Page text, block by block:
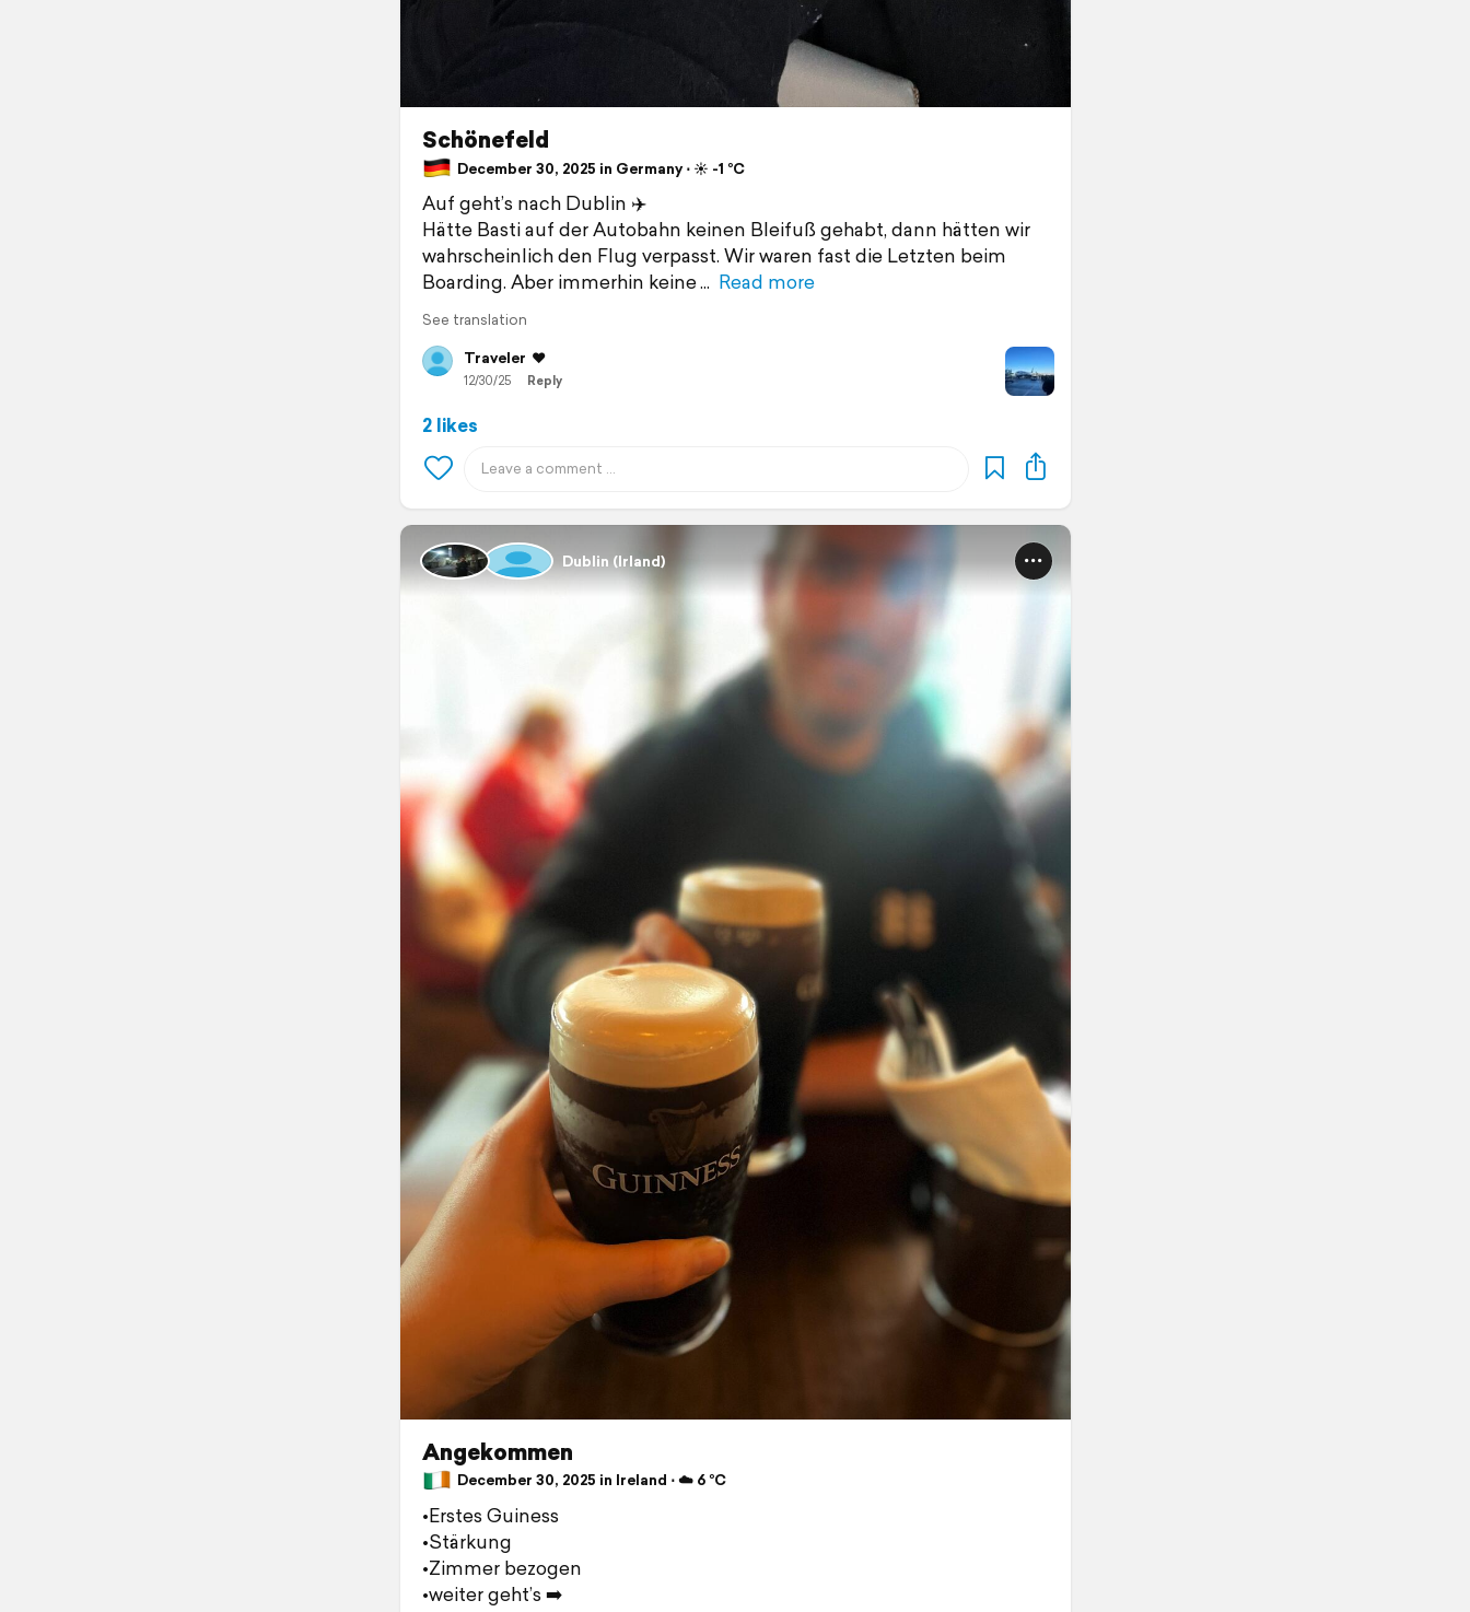
Schönefeld
December 30, 2025 in Germany ⋅ ☀️ -1 °C
Auf geht’s nach Dublin ✈️
Hätte Basti auf der Autobahn keinen Bleifuß gehabt, dann hätten wir
wahrscheinlich den Flug verpasst. Wir waren fast die Letzten beim
Boarding. Aber immerhin keine
Read more
See translation
Traveler ♥️
12/30/25 Reply
2 likes
Dublin (Irland)
Angekommen
December 30, 2025 in Ireland ⋅ ☁️ 6 °C
•Erstes Guiness
•Stärkung
•Zimmer bezogen
•weiter geht’s ➡️